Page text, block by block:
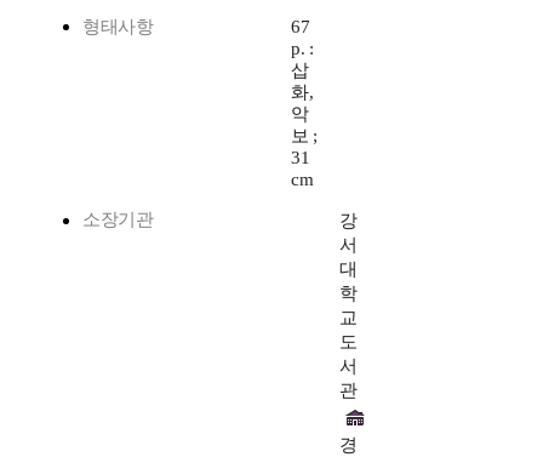
형태사항
67
p. :
삽
화,
악
보 ;
31
cm
소장기관
강
서
대
학
교
도
서
관
경